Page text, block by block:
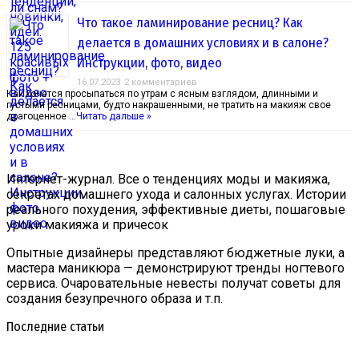
Что такое ламинирование ресниц? Как
делается в домашних условиях и в салоне?
Инструкции, фото, видео
16.07.2023 2 комментариев
Как хочется просыпаться по утрам с ясным взглядом, длинными и
густыми ресницами, будто накрашенными, не тратить на макияж свое
драгоценное …Читать дальше »
Интернет-журнал. Все о тенденциях моды и макияжа,
секретах домашнего ухода и салонных услугах. Истории
реального похудения, эффективные диеты, пошаговые
уроки макияжа и причесок
Опытные дизайнеры представляют бюджетные луки, а
мастера маникюра — демонстрируют тренды ногтевого
сервиса. Очаровательные невесты получат советы для
создания безупречного образа и т.п.
Последние статьи